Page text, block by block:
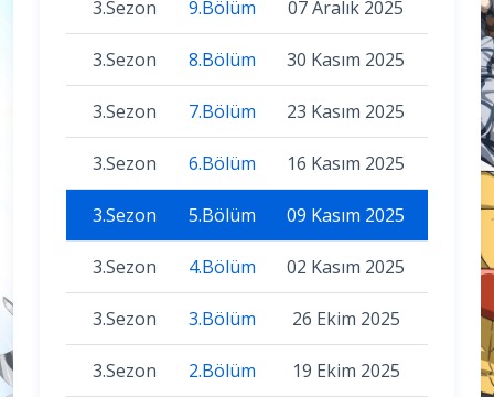
3.Sezon 9.Bölüm 07 Aralık 2025
3.Sezon 8.Bölüm 30 Kasım 2025
3.Sezon 7.Bölüm 23 Kasım 2025
3.Sezon 6.Bölüm 16 Kasım 2025
3.Sezon 5.Bölüm 09 Kasım 2025
3.Sezon 4.Bölüm 02 Kasım 2025
3.Sezon 3.Bölüm 26 Ekim 2025
3.Sezon 2.Bölüm 19 Ekim 2025